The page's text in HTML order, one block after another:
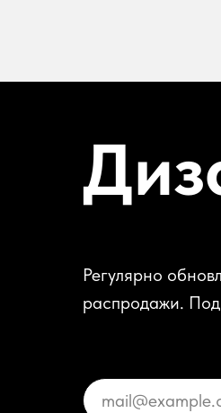
Регулярно
распродажи.